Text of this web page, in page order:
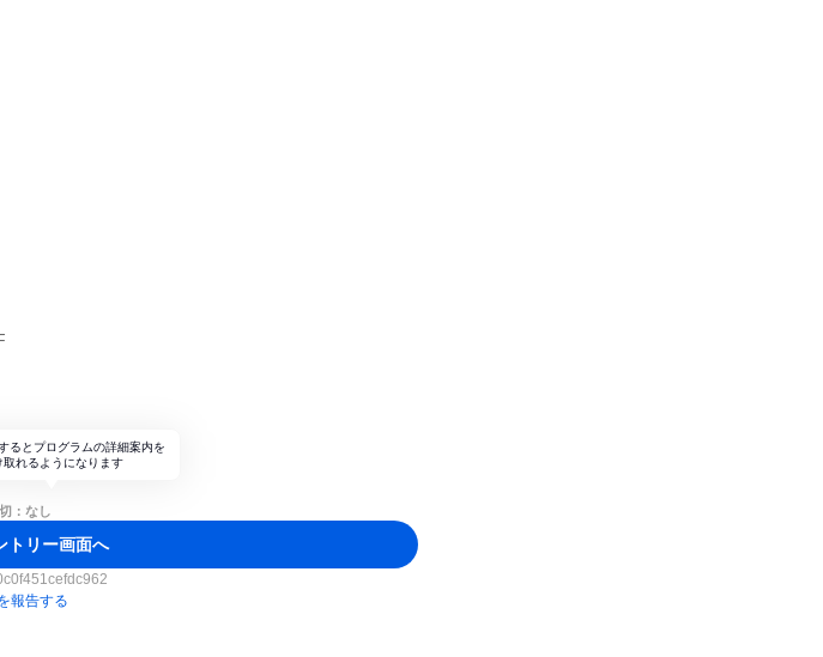
るとプログラムの詳細案内を
取れるようになります
：なし
トリー画面へ
報告する